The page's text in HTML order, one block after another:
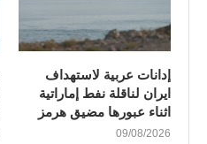
إدانات عربية لاستهداف
ايران لناقلة نفط إماراتية
اثناء عبورها مضيق هرمز
09/08/2026